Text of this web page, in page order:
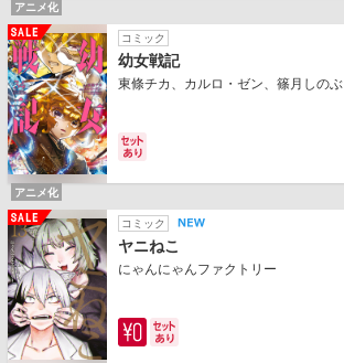
アニメ化
コミック
幼女戦記
東條チカ、カルロ・ゼン、篠月しのぶ
アニメ化
コミック
ヤニねこ
にゃんにゃんファクトリー